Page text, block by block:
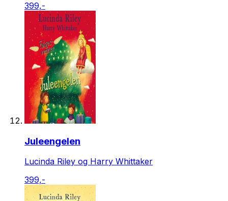
399,-
Juleengelen
Lucinda Riley og Harry Whittaker
399,-